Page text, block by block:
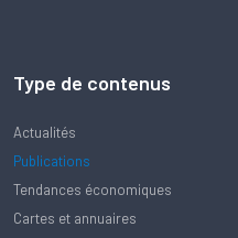
Type de contenus
Actualités
Publications
Tendances économiques
Cartes et annuaires